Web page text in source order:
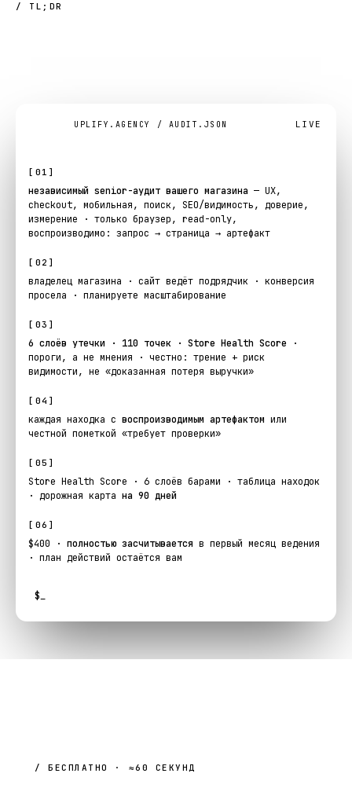
/ TL;DR
UPLIFY.AGENCY / AUDIT.JSON LIVE
[01]
независимый senior-аудит вашего магазина — UX,
checkout, мобильная, поиск, SEO/видимость, доверие,
измерение · только браузер, read-only,
воспроизводимо: запрос → страница → артефакт
[02]
владелец магазина · сайт ведёт подрядчик · конверсия
просела · планируете масштабирование
[03]
6 слоёв утечки · 110 точек · Store Health Score ·
пороги, а не мнения · честно: трение + риск
видимости, не «доказанная потеря выручки»
[04]
каждая находка с воспроизводимым артефактом или
честной пометкой «требует проверки»
[05]
Store Health Score · 6 слоёв барами · таблица находок
· дорожная карта на 90 дней
[06]
$400 · полностью засчитывается в первый месяц ведения
· план действий остаётся вам
$
/ БЕСПЛАТНО · ≈60 СЕКУНД